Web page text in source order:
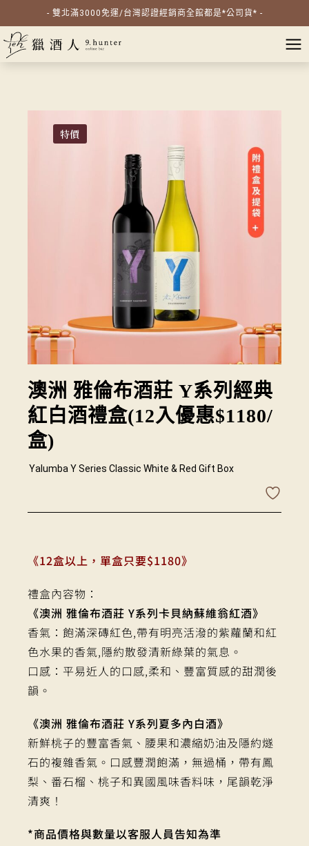
- 雙北滿3000免運/台灣認證經銷商全館都是*公司貨* -
特價
澳洲 雅倫布酒莊 Y系列經典
紅白酒禮盒(12入優惠$1180/
盒)
Yalumba Y Series Classic White & Red Gift Box
《12盒以上，單盒只要$1180》
禮盒內容物：
《澳洲 雅倫布酒莊 Y系列卡貝納蘇維翁紅酒》
香氣：飽滿深磚紅色,帶有明亮活潑的紫蘿蘭和紅
色水果的香氣,隱約散發清新綠葉的氣息。
口感：平易近人的口感,柔和、豐富質感的甜潤後
韻。
《澳洲 雅倫布酒莊 Y系列夏多內白酒》
新鮮桃子的豐富香氣、腰果和濃縮奶油及隱約燧
石的複雜香氣。口感豐潤飽滿，無過桶，帶有鳳
梨、番石榴、桃子和異國風味香料味，尾韻乾淨
清爽！
*商品價格與數量以客服人員告知為準